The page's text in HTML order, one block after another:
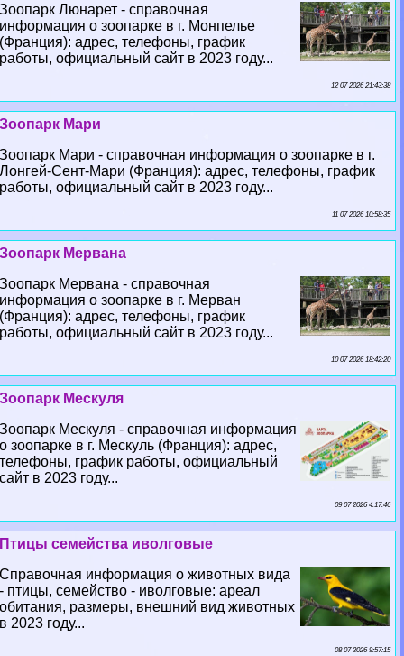
Зоопарк Люнарет - справочная
информация о зоопарке в г. Монпелье
(Франция): адрес, телефоны, график
работы, официальный сайт в 2023 году...
12 07 2026 21:43:38
Зоопарк Мари
Зоопарк Мари - справочная информация о зоопарке в г.
Лонгeй-Сент-Мари (Франция): адрес, телефоны, график
работы, официальный сайт в 2023 году...
11 07 2026 10:58:35
Зоопарк Мервана
Зоопарк Мервана - справочная
информация о зоопарке в г. Мерван
(Франция): адрес, телефоны, график
работы, официальный сайт в 2023 году...
10 07 2026 18:42:20
Зоопарк Мескуля
Зоопарк Мескуля - справочная информация
о зоопарке в г. Мескуль (Франция): адрес,
телефоны, график работы, официальный
сайт в 2023 году...
09 07 2026 4:17:46
Птицы семейства иволговые
Справочная информация о животных вида
- птицы, семейство - иволговые: ареал
обитания, размеры, внешний вид животных
в 2023 году...
08 07 2026 9:57:15